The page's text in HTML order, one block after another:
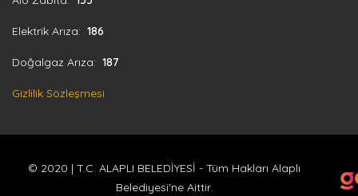
Elektrik Arıza: 186
Doğalgaz Arıza: 187
Gizlilik Sözleşmesi
© 2020 | T.C. ALAPLI BELEDİYESİ - Tüm Hakları Alaplı
Belediyesi'ne Aittir.